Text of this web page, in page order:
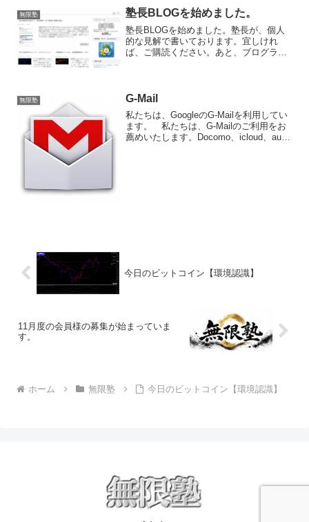
ん。宜しければご参加くだ...
無限塾 塾長BLOGを始めました。
塾長BLOGを始めました。塾長が、個人
的な見解で書いております。宜しけれ
ば、ご購読ください。あと、ブログラン
無限塾 G-Mail
私たちは、GoogleのG-Mailを利用してい
ます。 私たちは、G-Mailのご利用をお
薦めいたします。Docomo、icloud、au、
今日のビットコイン【環境認識】
11月度の会員様の募集が始まっていま
す。
ホーム 無限塾 今日のビットコイン【環境認識】